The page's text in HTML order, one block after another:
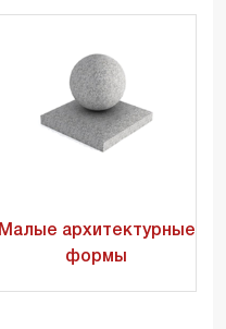
Малые архитектурные
формы